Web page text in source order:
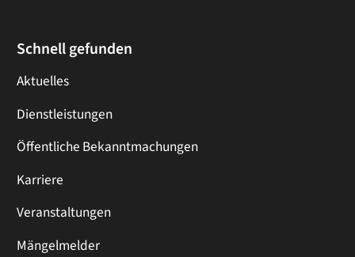
Schnell gefunden
Aktuelles
Dienstleistungen
Öffentliche Bekanntmachungen
Karriere
Veranstaltungen
Mängelmelder